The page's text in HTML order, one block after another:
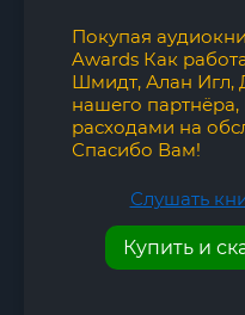
Покупая
Awards Как
Шмидт, Алан Игл,
нашего
расходами на
Спасибо Вам!
Слушать
Купить и